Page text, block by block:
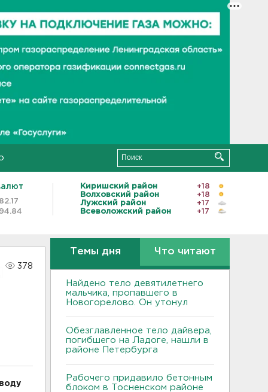
82.17
94.84
Киришский район
+18
Волховский район
+18
Лужский район
+17
Всеволожский район
+17
378
Темы дня Что читают
Найдено тело девятилетнего
мальчика, пропавшего в
Новогорелово. Он утонул
Обезглавленное тело дайвера,
погибшего на Ладоге, нашли в
районе Петербурга
Рабочего придавило бетонным
блоком в Тосненском районе